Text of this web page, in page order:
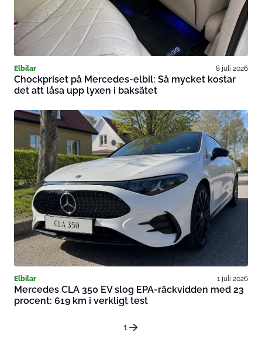
Elbilar 8 juli 2026
Chockpriset på Mercedes-elbil: Så mycket kostar
det att låsa upp lyxen i baksätet
Elbilar 1 juli 2026
Mercedes CLA 350 EV slog EPA-räckvidden med 23
procent: 619 km i verkligt test
1